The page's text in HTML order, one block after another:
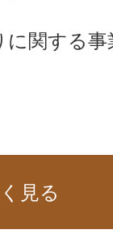
に関する事
見る